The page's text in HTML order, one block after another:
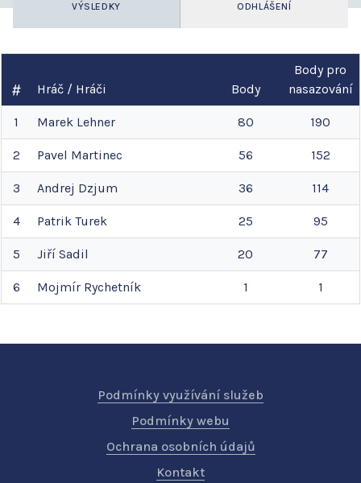
VÝSLEDKY ODHLÁŠENÍ
Hráč / Hráči Body
Body pro
nasazování
1 Marek Lehner 80 190
2 Pavel Martinec 56 152
3 Andrej Dzjum 36 114
4 Patrik Turek 25 95
5 Jiří Sadil 20 77
6 Mojmír Rychetník 1 1
Podmínky využívání služeb
Podmínky webu
Ochrana osobních údajů
Kontakt